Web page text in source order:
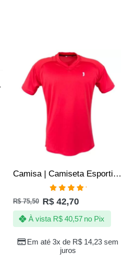
Azul
SALE
Camisa | Camiseta Esportiva Fitness Academia SLIM – Jotaz – Masculino – Vermelho
Avaliação
5.00de 5
R$75,50 R$ 42,70
Em até 3x de R$ 14,23 sem
juros
À vista R$40,57 no Pix